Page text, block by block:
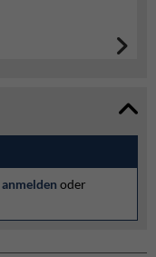
anmelden oder